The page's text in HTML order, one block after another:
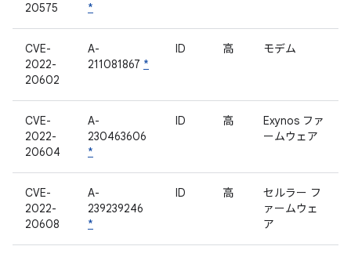
20575
*
CVE-
2022-
20602
A-
211081867 *
ID 高 モデム
CVE-
2022-
20604
A-
230463606
*
ID 高
Exynos ファ
ームウェア
CVE-
2022-
20608
A-
239239246
*
ID 高
セルラー フ
ァームウェ
ア